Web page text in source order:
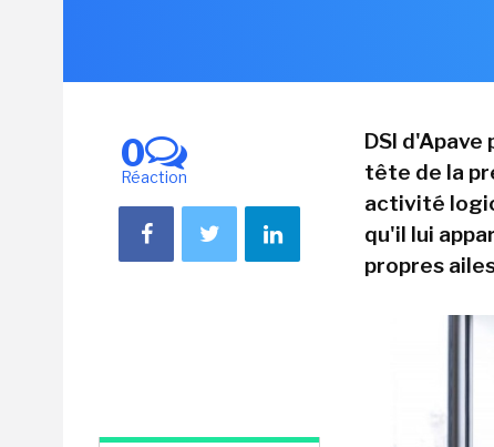
0
Réaction
DSI d'Apave
tête de la
activité
qu'il lui
propres